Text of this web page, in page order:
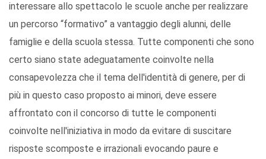
interessare allo spettacolo le scuole anche per realizzare
un percorso “formativo” a vantaggio degli alunni, delle
famiglie e della scuola stessa. Tutte componenti che sono
certo siano state adeguatamente coinvolte nella
consapevolezza che il tema dell'identità di genere, per di
più in questo caso proposto ai minori, deve essere
affrontato con il concorso di tutte le componenti
coinvolte nell'iniziativa in modo da evitare di suscitare
risposte scomposte e irrazionali evocando paure e